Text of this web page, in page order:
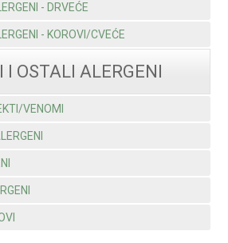
- DRVEĆE
- KOROVI/CVEĆE
I OSTALI ALERGENI
VENOMI